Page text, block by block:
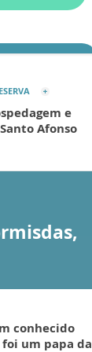
e
Afonso
conhecido
um papa da